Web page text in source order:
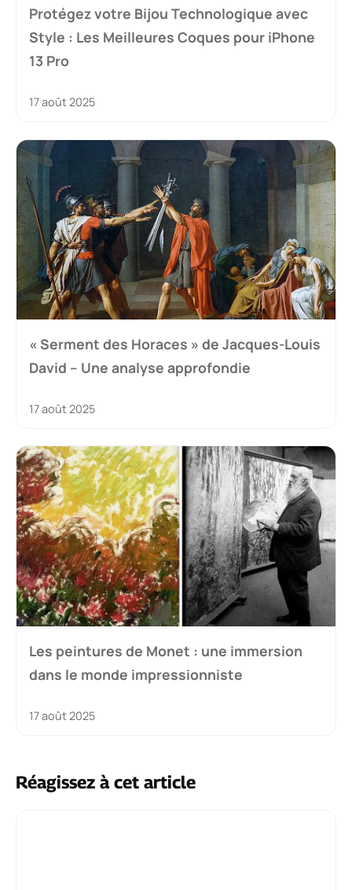
Protégez votre Bijou Technologique avec
Style : Les Meilleures Coques pour iPhone
13 Pro
17 août 2025
« Serment des Horaces » de Jacques-Louis
David – Une analyse approfondie
17 août 2025
Les peintures de Monet : une immersion
dans le monde impressionniste
17 août 2025
Réagissez à cet article